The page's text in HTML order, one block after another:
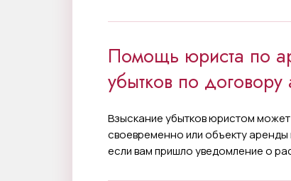
Помощь юриста по
убытков по
Взыскание убытков юристом
своевременно или объекту
если вам пришло уведомление о